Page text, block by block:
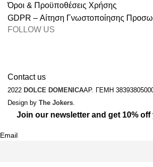
Όροι & Προϋποθέσεις Χρήσης
GDPR – Αίτηση Γνωστοποίησης
FOLLOW US
Contact us
2022 DOLCE DOMENICAΑΡ. ΓΕΜΗ
Design by The Jokers
Join our newsletter and get 10%
Email